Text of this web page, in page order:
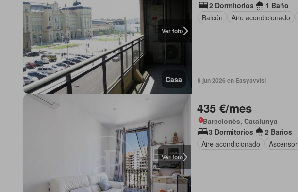
Ver foto
Casa
2 Dormitorios
1 Baño
Balcón
Aire acondicionado
8 jun 2026 en Easyavvisi
Ver foto
435 €/mes
Barcelonès, Catalunya
3 Dormitorios
2 Baños
Aire acondicionado
Ascensor